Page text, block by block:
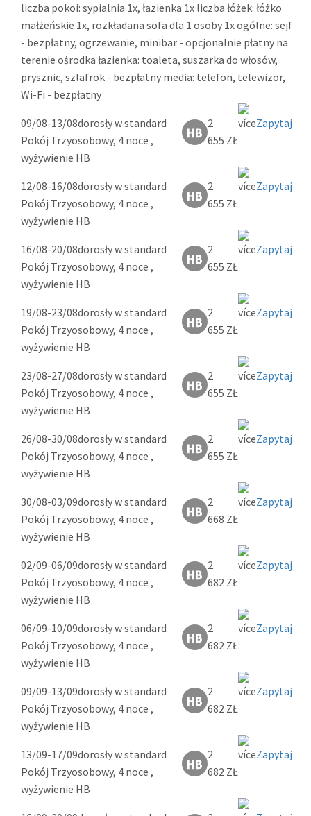
liczba pokoi: sypialnia 1x, łazienka 1x liczba łóżek: łóżko
małżeńskie 1x, rozkładana sofa dla 1 osoby 1x ogólne: sejf
- bezpłatny, ogrzewanie, minibar - opcjonalnie płatny na
terenie ośrodka łazienka: toaleta, suszarka do włosów,
prysznic, szlafrok - bezpłatny media: telefon, telewizor,
Wi-Fi - bezpłatny
09/08-13/08dorosły w standard
Pokój Trzyosobowy, 4 noce ,
wyżywienie HB
2
655 ZŁ
Zapytaj
12/08-16/08dorosły w standard
Pokój Trzyosobowy, 4 noce ,
wyżywienie HB
2
655 ZŁ
Zapytaj
16/08-20/08dorosły w standard
Pokój Trzyosobowy, 4 noce ,
wyżywienie HB
2
655 ZŁ
Zapytaj
19/08-23/08dorosły w standard
Pokój Trzyosobowy, 4 noce ,
wyżywienie HB
2
655 ZŁ
Zapytaj
23/08-27/08dorosły w standard
Pokój Trzyosobowy, 4 noce ,
wyżywienie HB
2
655 ZŁ
Zapytaj
26/08-30/08dorosły w standard
Pokój Trzyosobowy, 4 noce ,
wyżywienie HB
2
655 ZŁ
Zapytaj
30/08-03/09dorosły w standard
Pokój Trzyosobowy, 4 noce ,
wyżywienie HB
2
668 ZŁ
Zapytaj
02/09-06/09dorosły w standard
Pokój Trzyosobowy, 4 noce ,
wyżywienie HB
2
682 ZŁ
Zapytaj
06/09-10/09dorosły w standard
Pokój Trzyosobowy, 4 noce ,
wyżywienie HB
2
682 ZŁ
Zapytaj
09/09-13/09dorosły w standard
Pokój Trzyosobowy, 4 noce ,
wyżywienie HB
2
682 ZŁ
Zapytaj
13/09-17/09dorosły w standard
Pokój Trzyosobowy, 4 noce ,
wyżywienie HB
2
682 ZŁ
Zapytaj